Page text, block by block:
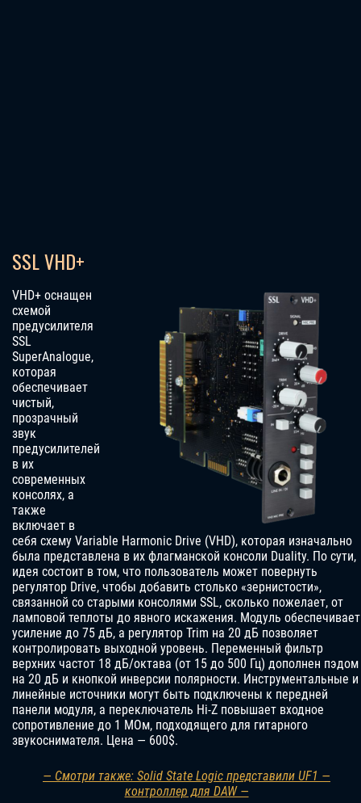
SSL VHD+
VHD+ оснащен
схемой
предусилителя
SSL
SuperAnalogue,
которая
обеспечивает
чистый,
прозрачный
звук
предусилителей
в их
современных
консолях, а
также
включает в
себя схему Variable Harmonic Drive (VHD), которая изначально
была представлена в их флагманской консоли Duality. По сути,
идея состоит в том, что пользователь может повернуть
регулятор Drive, чтобы добавить столько «зернистости»,
связанной со старыми консолями SSL, сколько пожелает, от
ламповой теплоты до явного искажения. Модуль обеспечивает
усиление до 75 дБ, а регулятор Trim на 20 дБ позволяет
контролировать выходной уровень. Переменный фильтр
верхних частот 18 дБ/октава (от 15 до 500 Гц) дополнен пэдом
на 20 дБ и кнопкой инверсии полярности. Инструментальные и
линейные источники могут быть подключены к передней
панели модуля, а переключатель Hi-Z повышает входное
сопротивление до 1 МОм, подходящего для гитарного
звукоснимателя. Цена — 600$.
— Смотри также: Solid State Logic представили UF1 —
контроллер для DAW —